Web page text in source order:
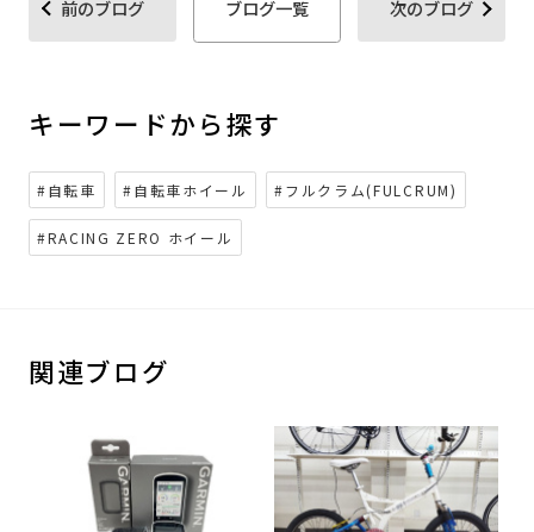
前のブログ ブログ一覧 次のブログ
キーワードから探す
#自転車 #自転車ホイール #フルクラム(FULCRUM)
#RACING ZERO ホイール
関連ブログ